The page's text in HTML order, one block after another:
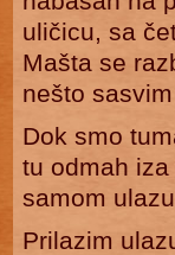
uličicu, sa
Mašta se
nešto
Dok smo
tu odmah
samom
Prilazim